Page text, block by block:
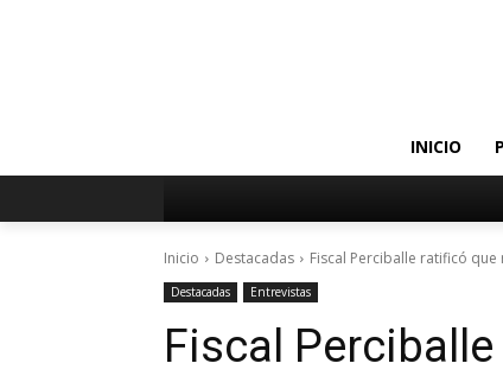
INICIO
Inicio Destacadas Fiscal Perciballe ratificó
Destacadas Entrevistas
Fiscal